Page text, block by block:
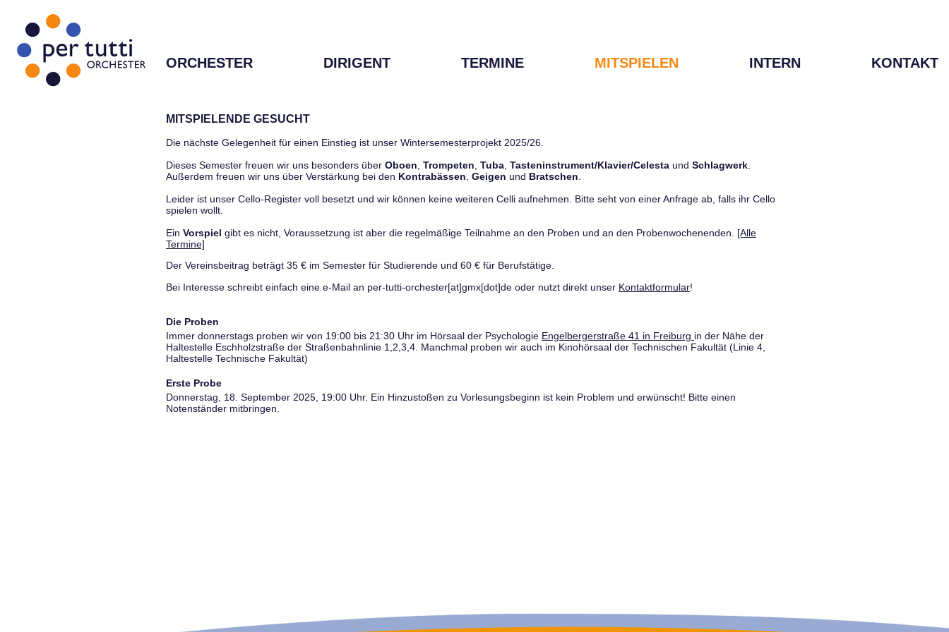
ORCHESTER DIRIGENT TERMINE MITSPIELEN INTERN KONTAKT
MITSPIELENDE GESUCHT
Die nächste Gelegenheit für einen Einstieg ist unser Wintersemesterprojekt 2025/26.
Dieses Semester freuen wir uns besonders über Oboen Trompeten Tuba Tasteninstrument/Klavier/Celesta und Schlagwerk
Außerdem freuen wir uns über Verstärkung bei den Kontrabässen Geigen und Bratschen
Leider ist unser Cello-Register voll besetzt und wir können keine weiteren Celli aufnehmen. Bitte seht von einer Anfrage ab, falls ihr Cello
spielen wollt.
Ein Vorspiel gibt es nicht, Voraussetzung ist aber die regelmäßige Teilnahme an den Proben und an den Probenwochenenden. [Alle
Termine]
Der Vereinsbeitrag beträgt 35 € im Semester für Studierende und 60 € für Berufstätige.
Bei Interesse schreibt einfach eine e-Mail an per-tutti-orchester[at]gmx[dot]de oder nutzt direkt unser Kontaktformular!
Die Proben
Immer donnerstags proben wir von 19:00 bis 21:30 Uhr im Hörsaal der Psychologie Engelbergerstraße 41 in Freiburg in der Nähe der
Haltestelle Eschholzstraße der Straßenbahnlinie 1,2,3,4. Manchmal proben wir auch im Kinohörsaal der Technischen Fakultät (Linie 4,
Haltestelle Technische Fakultät)
Erste Probe
Donnerstag, 18. September 2025, 19:00 Uhr. Ein Hinzustoßen zu Vorlesungsbeginn ist kein Problem und erwünscht! Bitte einen
Notenständer mitbringen.